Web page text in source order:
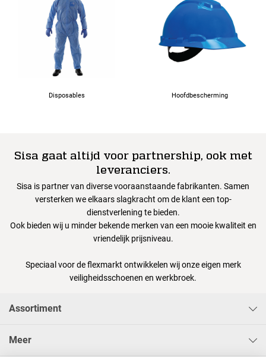
Disposables Hoofdbescherming
Sisa gaat altijd voor partnership, ook met
leveranciers.
Sisa is partner van diverse vooraanstaande fabrikanten. Samen
versterken we elkaars slagkracht om de klant een top-
dienstverlening te bieden.
Ook bieden wij u minder bekende merken van een mooie kwaliteit en
vriendelijk prijsniveau.
Speciaal voor de flexmarkt ontwikkelen wij onze eigen merk
veiligheidsschoenen en werkbroek.
Assortiment
Meer